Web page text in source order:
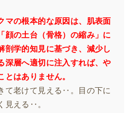
マの根本的な原因は、肌表面
顔の土台（骨格）の縮み」に
剖学的知見に基づき、減少し
深層へ適切に注入すれば、や
とはありません。
て老けて見える‥。目の下に
見える‥。